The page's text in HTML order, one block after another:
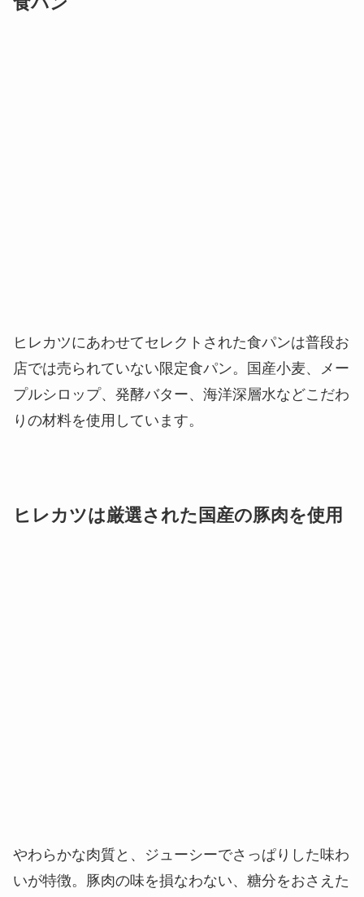
ヒレカツにあわせてセレクトされた食パンは普段お
店では売られていない限定食パン。国産小麦、メー
プルシロップ、発酵バター、海洋深層水などこだわ
りの材料を使用しています。
ヒレカツは厳選された国産の豚肉を使用
やわらかな肉質と、ジューシーでさっぱりした味わ
いが特徴。豚肉の味を損なわない、糖分をおさえた